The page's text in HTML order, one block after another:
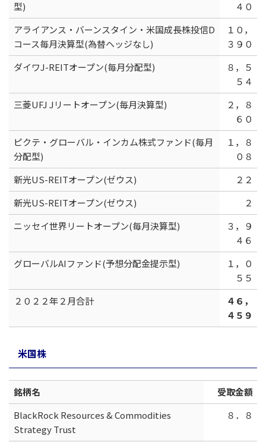
型)
４０
アライアンス・バーンスタイン・米国成長株投信D
コース毎月決算型(為替ヘッジなし)
１０，
３９０
ダイワJ-REITオープン(毎月分配型)
８，５
５４
三菱UFJ Jリートオープン(毎月決算型)
２，８
６０
ピクテ・グローバル・インカム株式ファンド(毎月
分配型)
１，８
０８
新光US-REITオープン(ゼウス)
２２
新光US-REITオープン(ゼウス)
２
ニッセイ世界リートオープン(毎月決算型)
３，９
４６
グローバルAIファンド(予想分配金提示型)
１，０
５５
２０２２年２月合計
４６，
４５９
米国株
銘柄名
受取金額
BlackRock Resources & Commodities
Strategy Trust
８．８